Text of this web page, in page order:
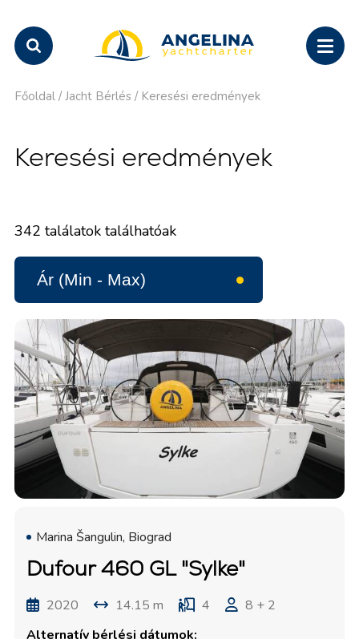
Főoldal / Jacht Bérlés / Keresési eredmények
Keresési eredmények
342 találatok találhatóak
Marina Šangulin, Biograd
Dufour 460 GL "Sylke"
2020 14.15 m 4
8 + 2
Alternatív bérlési dátumok: